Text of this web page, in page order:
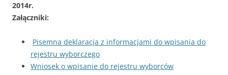
2014r.
Załączniki:
Pisemna deklaracja z informacjami do wpisania do
rejestru wyborczego
Wniosek o wpisanie do rejestru wyborców